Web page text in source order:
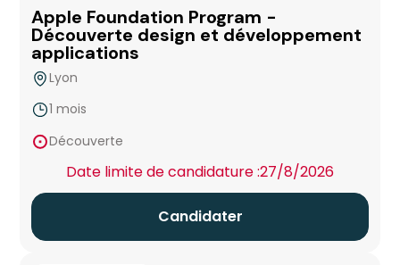
Apple Foundation Program -
Découverte design et développement
applications
Lyon
1 mois
Découverte
Date limite de candidature :27/8/2026
Candidater